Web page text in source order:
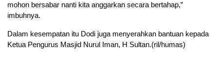
mohon bersabar nanti kita anggarkan secara bertahap,”
imbuhnya.
Dalam kesempatan itu Dodi juga menyerahkan bantuan kepada
Ketua Pengurus Masjid Nurul Iman, H Sultan.(ril/humas)